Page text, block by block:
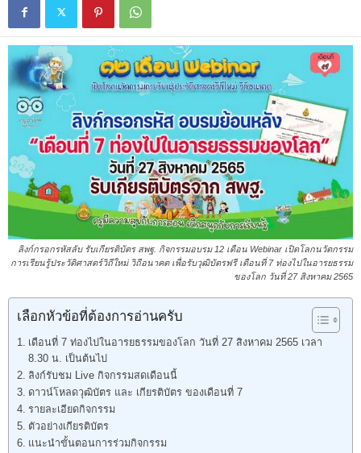
ลิงก์กรอกรหัสลับ รับเกียรติบัตร สพฐ. กิจกรรมอบรม 12 เดือน Webinar เปิดโลกนวัตกรรม
การเรียนรู้ประวัติศาสตร์วิถีใหม่ วิถีอนาคต เพื่อรับวุฒิบัตรฟรี เดือนที่ 7 ท่องไปในอารยธรรม
ของโลก วันที่ 27 สิงหาคม 2565
เลือกหัวข้อที่ต้องการอ่านครับ
เดือนที่ 7 ท่องไปในอารยธรรมของโลก วันที่ 27 สิงหาคม 2565 เวลา
8.30 น. เป็นต้นไป
ลิงก์รับชม Live กิจกรรมสดเดือนนี้
ดาวน์โหลดวุฒิบัตร และ เกียรติบัตร ของเดือนที่ 7
รายละเอียดกิจกรรม
ตัวอย่างเกียรติบัตร
แนะนำขั้นตอนการร่วมกิจกรรม